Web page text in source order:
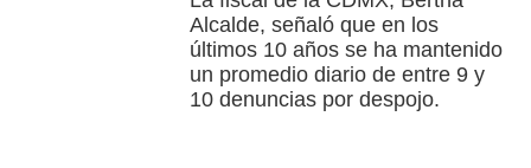
Alcalde, señaló que en los
últimos 10 años se ha mantenido
un promedio diario de entre 9 y
10 denuncias por despojo.